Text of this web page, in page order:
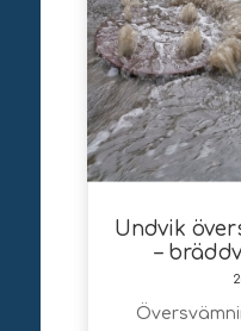
Undvik
–